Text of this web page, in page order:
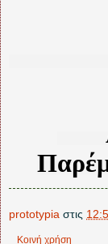
prototypia στις
Κοινή χρήση